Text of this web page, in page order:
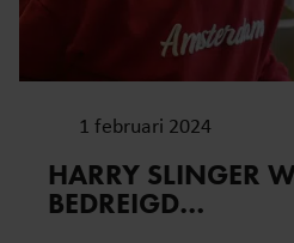
1 februari 2024
HARRY SLINGER
BEDREIGD…